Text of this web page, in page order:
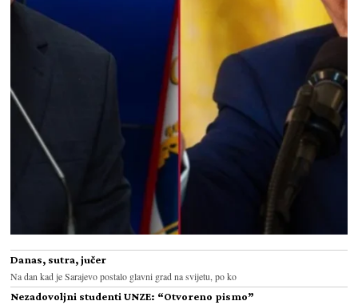
Danas, sutra, jučer
Na dan kad je Sarajevo postalo glavni grad na svijetu, po ko
Nezadovoljni studenti UNZE: “Otvoreno pismo”